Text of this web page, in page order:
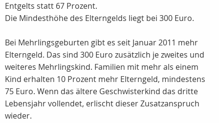
Entgelts statt 67 Prozent.
Die Mindesthöhe des Elterngelds liegt bei 300 Euro.
Bei Mehrlingsgeburten gibt es seit Januar 2011 mehr
Elterngeld. Das sind 300 Euro zusätzlich je zweites und
weiteres Mehrlingskind. Familien mit mehr als einem
Kind erhalten 10 Prozent mehr Elterngeld, mindestens
75 Euro. Wenn das ältere Geschwisterkind das dritte
Lebensjahr vollendet, erlischt dieser Zusatzanspruch
wieder.